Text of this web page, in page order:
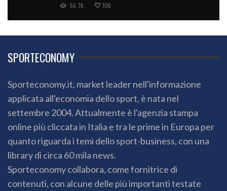
56.7K 106
SPORTECONOMY
Sporteconomy.it, market leader nell'informazione
applicata all'economia dello sport, è nata nel
settembre 2004. Attualmente è l'agenzia stampa
online più cliccata in Italia e tra le prime in Europa per
quanto riguarda i temi dello sport-business, con una
library di circa 60 mila news.
Sporteconomy collabora, come fornitrice di
contenuti, con alcune delle più importanti testate